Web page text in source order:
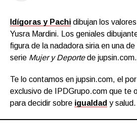
Idígoras y Pachi dibujan los
Yusra Mardini. Los geniales
figura de la nadadora siria en una
serie Mujer y Deportede jupsin.com.
Te lo contamos en jupsin.com, el
exclusivo de IPDGrupo.com que te
para decidir sobre igualdad y salud.